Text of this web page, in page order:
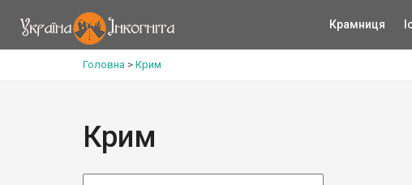
Крамниця
Головна > Крим
Крим